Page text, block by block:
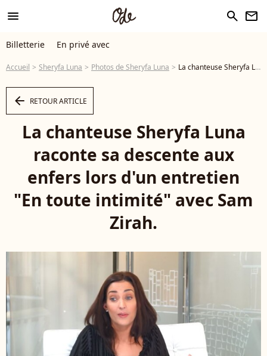
menu search newsletter
Billetterie En privé avec
Accueil Sheryfa Luna Photos de Sheryfa Luna La chanteuse Sheryfa Luna raconte sa descente aux enfers lors d'un entretien "En toute intimité" avec Sam Zirah. - Photo
arrow_left RETOUR ARTICLE
La chanteuse Sheryfa Luna
raconte sa descente aux
enfers lors d'un entretien
"En toute intimité" avec Sam
Zirah.